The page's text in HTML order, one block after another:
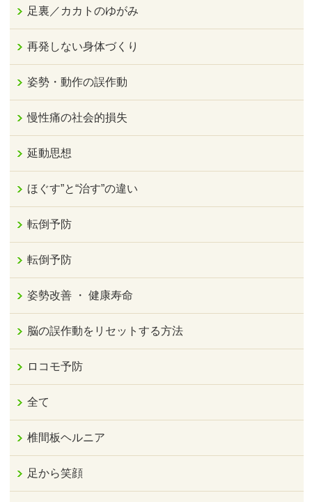
足裏／カカトのゆがみ
再発しない身体づくり
姿勢・動作の誤作動
慢性痛の社会的損失
延動思想
ほぐす”と“治す”の違い
転倒予防
転倒予防
姿勢改善 ・ 健康寿命
脳の誤作動をリセットする方法
ロコモ予防
全て
椎間板ヘルニア
足から笑顔